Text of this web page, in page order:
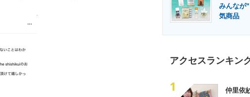
みんなが
気商品
アクセスランキン
1
仲里依